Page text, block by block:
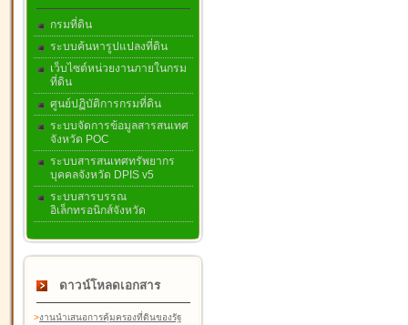
กรมที่ดิน
ระบบค้นหารูปแปลงที่ดิน
เว็บไซต์หน่วยงานภายในกรม
ที่ดิน
ศูนย์ปฏิบัติการกรมที่ดิน
ระบบจัดการข้อมูลสารสนเทศ
จังหวัด POC
ระบบสารสนเทศทรัพยากร
บุคคลจังหวัด DPIS v5
ระบบสารบรรณ
อิเล็กทรอนิกส์จังหวัด
ดาวน์โหลดเอกสาร
>งานนำเสนอการคุ้มครองที่ดินของรัฐ